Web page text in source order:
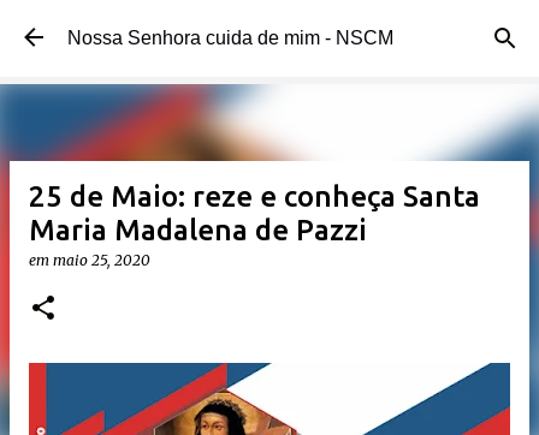
Pular para o conteúdo principal
Nossa Senhora cuida de mim - NSCM
25 de Maio: reze e conheça Santa
Maria Madalena de Pazzi
em maio 25, 2020